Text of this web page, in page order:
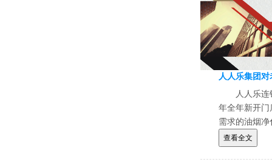
人人乐
年全年新开门
需求的油烟
迎符合资格
查看全文